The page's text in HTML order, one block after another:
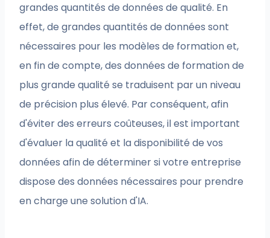
grandes quantités de données de qualité. En
effet, de grandes quantités de données sont
nécessaires pour les modèles de formation et,
en fin de compte, des données de formation de
plus grande qualité se traduisent par un niveau
de précision plus élevé. Par conséquent, afin
d'éviter des erreurs coûteuses, il est important
d'évaluer la qualité et la disponibilité de vos
données afin de déterminer si votre entreprise
dispose des données nécessaires pour prendre
en charge une solution d'IA.